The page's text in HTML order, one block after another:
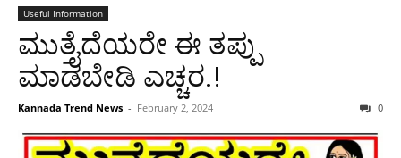
Useful Information
ಮುತ್ತೈದೆಯರೇ ಈ ತಪ್ಪು
ಮಾಡಬೇಡಿ ಎಚ್ಚರ.!
Kannada Trend News - February 2, 2024 0